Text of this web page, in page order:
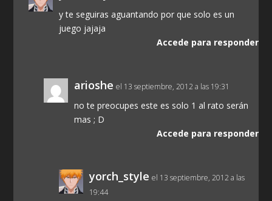
y te seguiras aguantando por que solo es un
juego jajaja
Accede para responder
arioshe el 13 septiembre, 2012 a las 19:31
no te preocupes este es solo 1 al rato serán
mas ; D
Accede para responder
yorch_style el 13 septiembre, 2012 a las
19:44